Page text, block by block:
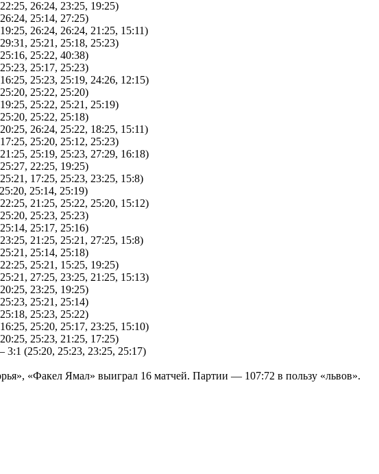
26:24, 23:25, 19:25)
25:14, 27:25)
26:24, 26:24, 21:25, 15:11)
25:21, 25:18, 25:23)
25:22, 40:38)
25:17, 25:23)
25:23, 25:19, 24:26, 12:15)
25:22, 25:20)
25:22, 25:21, 25:19)
25:22, 25:18)
26:24, 25:22, 18:25, 15:11)
25:20, 25:12, 25:23)
25:19, 25:23, 27:29, 16:18)
22:25, 19:25)
17:25, 25:23, 23:25, 15:8)
25:14, 25:19)
21:25, 25:22, 25:20, 15:12)
25:23, 25:23)
25:17, 25:16)
21:25, 25:21, 27:25, 15:8)
25:14, 25:18)
25:21, 15:25, 19:25)
27:25, 23:25, 21:25, 15:13)
23:25, 19:25)
25:21, 25:14)
25:23, 25:22)
25:20, 25:17, 23:25, 15:10)
25:23, 21:25, 17:25)
(25:20, 25:23, 23:25, 25:17)
«Факел Ямал» выиграл 16 матчей. Партии — 107:72 в пользу «львов».